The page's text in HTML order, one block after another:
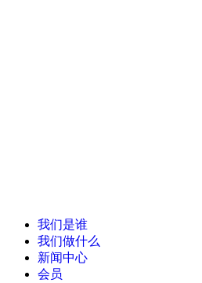
我们是谁
我们做什么
新闻中心
会员